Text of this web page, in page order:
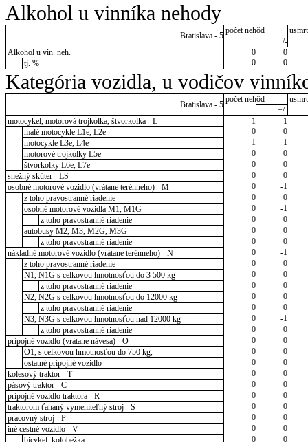
Alkohol u vinníka nehody
Bratislava - 5
počet nehôd
+/-
Alkohol u vin. neh.
0
0
tj. %
0 0
Kategória vozidla, u vodičov
Bratislava - 5
počet nehôd
+/-
motocykel, motorová trojkolka, štvorkolka - L
1
1
malé motocykle L1e, L2e
0
0
motocykle L3e, L4e
1
1
motorové trojkolky L5e
0
0
štvorkolky L6e, L7e
0
0
snežný skúter - LS
0
0
osobné motorové vozidlo (vrátane terénneho) - M
0
-1
z toho pravostranné riadenie
0
0
osobné motorové vozidlá M1, M1G
0
-1
z toho pravostranné riadenie
0
0
autobusy M2, M3, M2G, M3G
0
0
z toho pravostranné riadenie
0
0
nákladné motorové vozidlo (vrátane terénneho) - N
0
-1
z toho pravostranné riadenie
0
0
N1, N1G s celkovou hmotnosťou do 3 500 kg
0
0
z toho pravostranné riadenie
0
0
N2, N2G s celkovou hmotnosťou do 12000 kg
0
0
z toho pravostranné riadenie
0
0
N3, N3G s celkovou hmotnosťou nad 12000 kg
0
-1
z toho pravostranné riadenie
0
0
prípojné vozidlo (vrátane návesa) - O
0
0
O1, s celkovou hmotnosťou do 750 kg,
0
0
ostatné prípojné vozidlo
0
0
kolesový traktor - T
0
0
pásový traktor - C
0
0
prípojné vozidlo traktora - R
0
0
traktorom ťahaný vymeniteľný stroj - S
0
0
pracovný stroj - P
0
0
iné cestné vozidlo - V
0
0
bicykel, kolobežka
0
0